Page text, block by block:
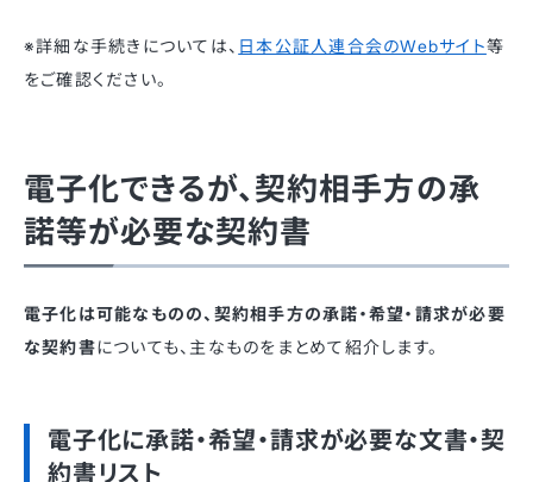
※詳細な手続きについては、 日本公証人連合会のWebサイト等
をご確認ください。
電子化できるが、契約相手方の承
諾等が必要な契約書
電子化は可能なものの、契約相手方の承諾・希望・請求が必要
な契約書についても、主なものをまとめて紹介します。
電子化に承諾・希望・請求が必要な文書・契
約書リスト